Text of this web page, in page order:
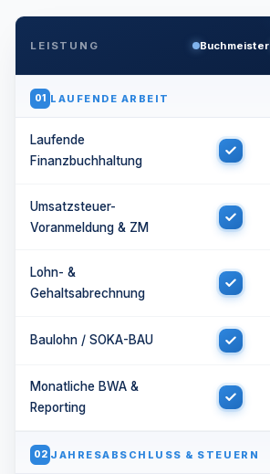
LEISTUNG Buchmeister
01 LAUFENDE ARBEIT
Laufende
Finanzbuchhaltung
Umsatzsteuer-
Voranmeldung & ZM
Lohn- &
Gehaltsabrechnung
Baulohn / SOKA-BAU
Monatliche BWA &
Reporting
02 JAHRESABSCHLUSS & STEUERN